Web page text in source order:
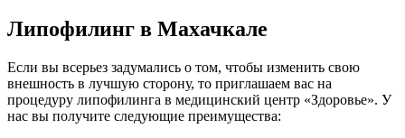
Липофилинг в Махачкале
Если вы всерьез задумались о том, чтобы изменить свою
внешность в лучшую сторону, то приглашаем вас на
процедуру липофилинга в медицинский центр «Здоровье». У
нас вы получите следующие преимущества: